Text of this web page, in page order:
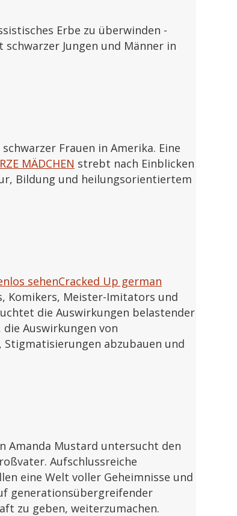
Erbe zu überwinden -
Jungen und Männer in
Frauen in Amerika. Eine
MÄDCHEN strebt nach Einblicken
Bildung und heilungsorientiertem
sehenCracked Up german
Komikers, Meister-Imitators und
die Auswirkungen belastender
Auswirkungen von
abzubauen und
Amanda Mustard untersucht den
Aufschlussreiche
eine Welt voller Geheimnisse und
generationsübergreifender
zu geben, weiterzumachen.